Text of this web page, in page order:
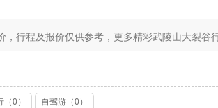
，行程及报价仅供参考，更多精彩武陵山大裂谷
0） 自驾游（0）